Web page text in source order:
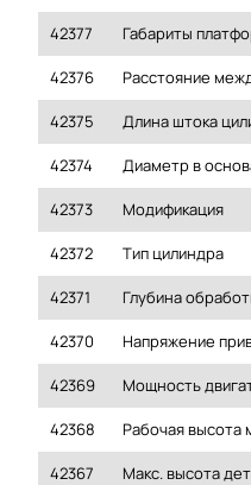
42377 Габариты
42376 Расстояние
42375 Длина штока
42374 Диаметр в
42373 Модификация
42372 Тип цилиндра
42371 Глубина
42370 Напряжение
42369 Мощность
42368 Рабочая высота
42367 Макс. высота